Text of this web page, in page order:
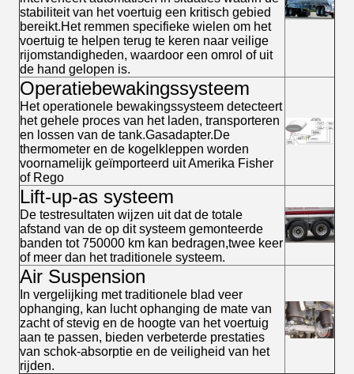
stabiliteit van het voertuig een kritisch gebied
bereikt.Het remmen specifieke wielen om het
voertuig te helpen terug te keren naar veilige
rijomstandigheden, waardoor een omrol of uit
de hand gelopen is.
Operatiebewakingssysteem
Het operationele bewakingssysteem detecteert
het gehele proces van het laden, transporteren
en lossen van de tank.Gasadapter.De
thermometer en de kogelkleppen worden
voornamelijk geïmporteerd uit Amerika Fisher
of Rego
Lift-up-as systeem
De testresultaten wijzen uit dat de totale
afstand van de op dit systeem gemonteerde
banden tot 750000 km kan bedragen,twee keer
of meer dan het traditionele systeem.
Air Suspension
In vergelijking met traditionele blad veer
ophanging, kan lucht ophanging de mate van
zacht of stevig en de hoogte van het voertuig
aan te passen, bieden verbeterde prestaties
van schok-absorptie en de veiligheid van het
rijden.